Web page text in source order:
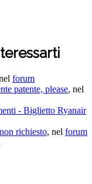
forum
patente, please, nel
- Biglietto Ryanair
richiesto, nel forum